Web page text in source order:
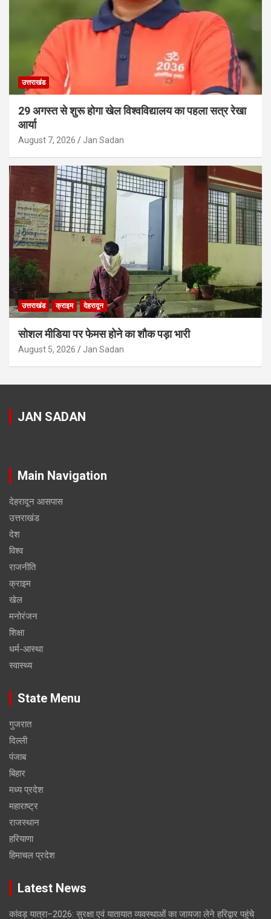
उत्तराखंड
29 अगस्त से शुरू होगा खेल विश्वविद्यालय का पहला सत्र रेखा
आर्या
August 7, 2026 Jan Sadan
उत्तराखंड क्राइम देहरादून
सोशल मीडिया पर फेमस होने का शौक पड़ा भारी
August 5, 2026 Jan Sadan
JAN SADAN
Main Navigation
देहरादून आसपास
उत्तराखंड
देश
विश्व
राजनीति
क्राइम
खेल
मनोरंजन
शिक्षा
धर्म-आस्था
स्वास्थ्य
State Menu
गुजरात
दिल्ली
पंजाब
बिहार
मध्य प्रदेश
महाराष्ट्र
राजस्थान
हरियाणा
हिमाचल प्रदेश
Latest News
कांवड़ यात्रा–2026: सुरक्षा एवं यातायात व्यवस्थाओं का जायजा लेने हरिद्वार पहुंचे